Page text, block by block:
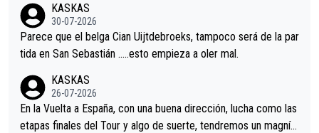
s.La única buena noticia es la mejoría de Enric Más en San Seb
astian.Si en la Vuelta a Burgos sigue la mejoría, podríamos ten
er alguna sorpresa en la Vuelta.Ojalá.
KASKAS
30-07-2026
Parece que el belga Cian Uijtdebroeks, tampoco será de la par
tida en San Sebastián …..esto empieza a oler mal.
KASKAS
26-07-2026
En la Vuelta a España, con una buena dirección, lucha como las
etapas finales del Tour y algo de suerte, tendremos un magnífi